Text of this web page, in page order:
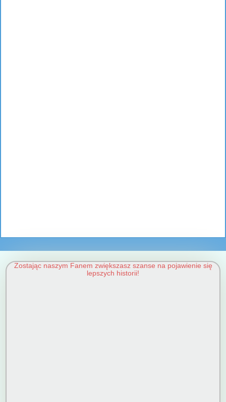
Zostając naszym Fanem zwiększasz szanse na pojawienie się
lepszych historii!